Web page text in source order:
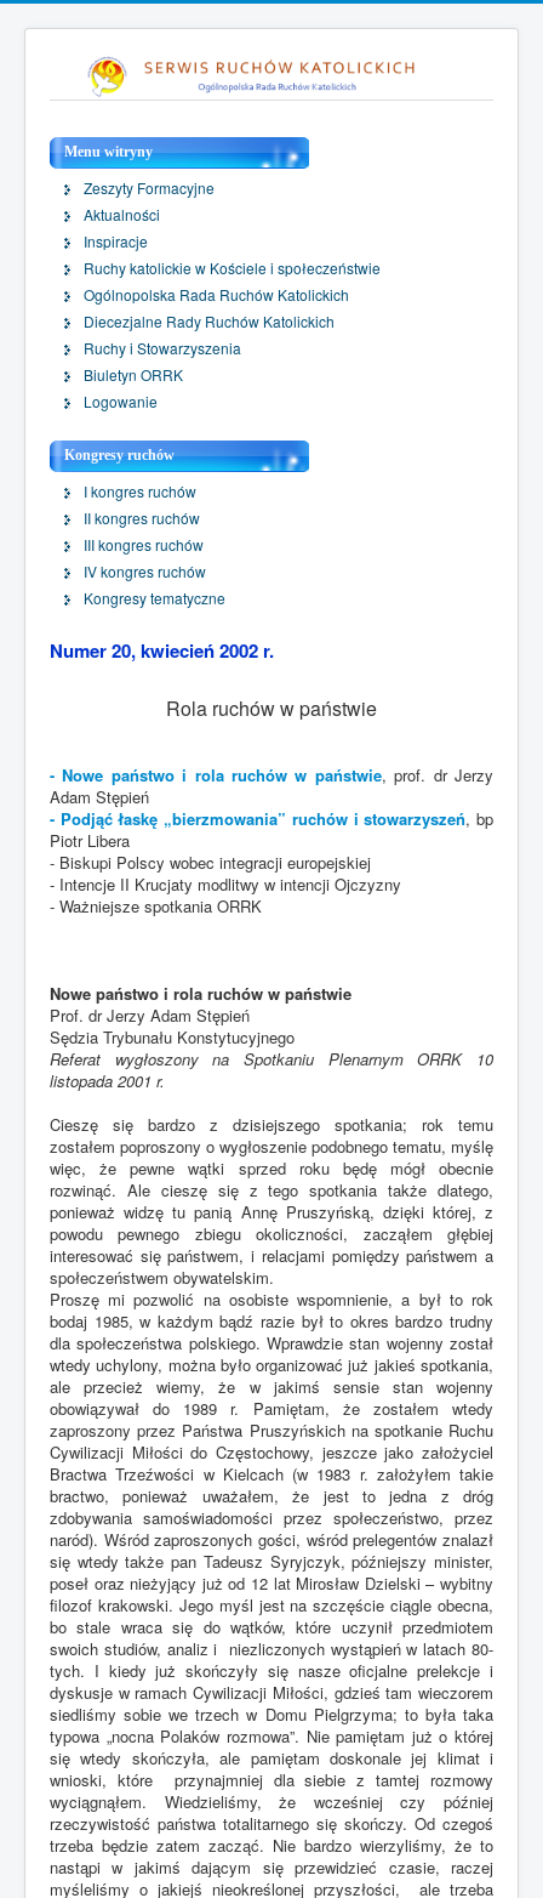
Menu witryny
Zeszyty Formacyjne
Aktualności
Inspiracje
Ruchy katolickie w Kościele i społeczeństwie
Ogólnopolska Rada Ruchów Katolickich
Diecezjalne Rady Ruchów Katolickich
Ruchy i Stowarzyszenia
Biuletyn ORRK
Logowanie
Kongresy ruchów
I kongres ruchów
II kongres ruchów
III kongres ruchów
IV kongres ruchów
Kongresy tematyczne
Numer 20, kwiecień 2002 r.
Rola ruchów w państwie
- Nowe państwo i rola ruchów w państwie, prof. dr Jerzy
Adam Stępień
- Podjąć łaskę „bierzmowania” ruchów i stowarzyszeń, bp
Piotr Libera
- Biskupi Polscy wobec integracji europejskiej
- Intencje II Krucjaty modlitwy w intencji Ojczyzny
- Ważniejsze spotkania ORRK
Nowe państwo i rola ruchów w państwie
Prof. dr Jerzy Adam Stępień
Sędzia Trybunału Konstytucyjnego
Referat wygłoszony na Spotkaniu Plenarnym ORRK 10
listopada 2001 r.
Cieszę się bardzo z dzisiejszego spotkania; rok temu
zostałem poproszony o wygłoszenie podobnego tematu, myślę
więc, że pewne wątki sprzed roku będę mógł obecnie
rozwinąć. Ale cieszę się z tego spotkania także dlatego,
ponieważ widzę tu panią Annę Pruszyńską, dzięki której, z
powodu pewnego zbiegu okoliczności, zacząłem głębiej
interesować się państwem, i relacjami pomiędzy państwem a
społeczeństwem obywatelskim.
Proszę mi pozwolić na osobiste wspomnienie, a był to rok
bodaj 1985, w każdym bądź razie był to okres bardzo trudny
dla społeczeństwa polskiego. Wprawdzie stan wojenny został
wtedy uchylony, można było organizować już jakieś spotkania,
ale przecież wiemy, że w jakimś sensie stan wojenny
obowiązywał do 1989 r. Pamiętam, że zostałem wtedy
zaproszony przez Państwa Pruszyńskich na spotkanie Ruchu
Cywilizacji Miłości do Częstochowy, jeszcze jako założyciel
Bractwa Trzeźwości w Kielcach (w 1983 r. założyłem takie
bractwo, ponieważ uważałem, że jest to jedna z dróg
zdobywania samoświadomości przez społeczeństwo, przez
naród). Wśród zaproszonych gości, wśród prelegentów znalazł
się wtedy także pan Tadeusz Syryjczyk, późniejszy minister,
poseł oraz nieżyjący już od 12 lat Mirosław Dzielski – wybitny
filozof krakowski. Jego myśl jest na szczęście ciągle obecna,
bo stale wraca się do wątków, które uczynił przedmiotem
swoich studiów, analiz i niezliczonych wystąpień w latach 80-
tych. I kiedy już skończyły się nasze oficjalne prelekcje i
dyskusje w ramach Cywilizacji Miłości, gdzieś tam wieczorem
siedliśmy sobie we trzech w Domu Pielgrzyma; to była taka
typowa „nocna Polaków rozmowa”. Nie pamiętam już o której
się wtedy skończyła, ale pamiętam doskonale jej klimat i
wnioski, które przynajmniej dla siebie z tamtej rozmowy
wyciągnąłem. Wiedzieliśmy, że wcześniej czy później
rzeczywistość państwa totalitarnego się skończy. Od czegoś
trzeba będzie zatem zacząć. Nie bardzo wierzyliśmy, że to
nastąpi w jakimś dającym się przewidzieć czasie, raczej
myśleliśmy o jakiejś nieokreślonej przyszłości, ale trzeba